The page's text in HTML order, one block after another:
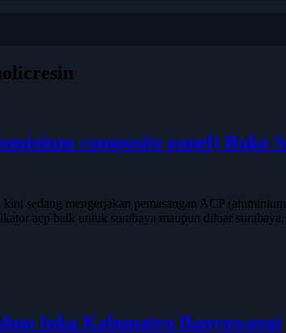
composite panel) Ruko
sedang mengerjakan pemasangan ACP
acp baik untuk surabaya maupun diluar
Inka Kabupaten Banyuwangi